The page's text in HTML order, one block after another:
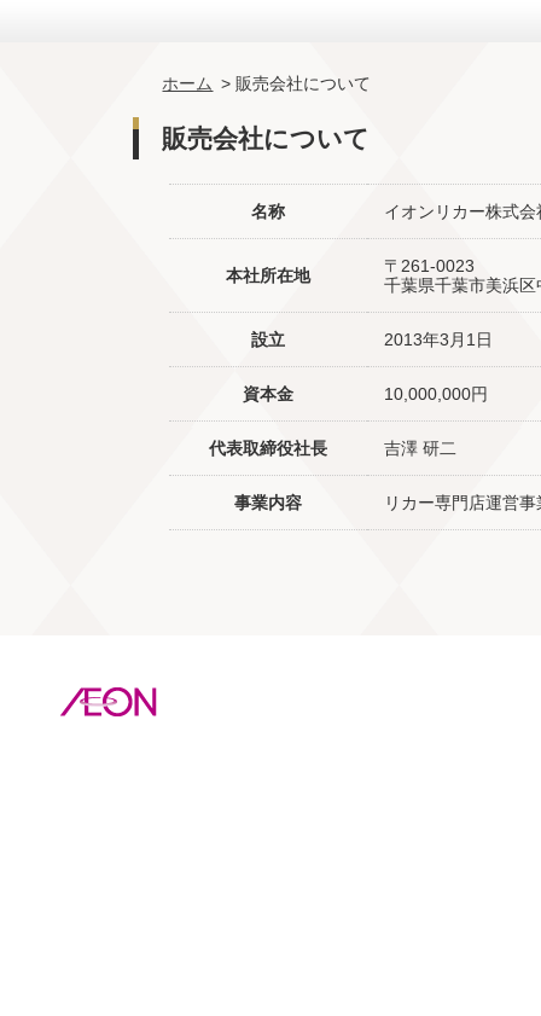
ホーム > 販売会社について
販売会社について
名称 イオンリカー株式会
本社所在地
〒261-0023
千葉県千葉市美浜
設立 2013年3月1日
資本金 10,000,000円
代表取締役社長 吉澤 研二
事業内容 リカー専門店運営